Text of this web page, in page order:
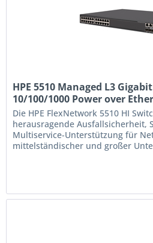
HPE 5510 Managed L3
10/100/1000 Power over
(JH147A)
Die HPE FlexNetwork 5510 HI
herausragende Ausfallsicherheit,
Multiservice-Unterstützung für
mittelständischer und großer